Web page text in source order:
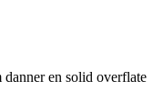
en solid overflate